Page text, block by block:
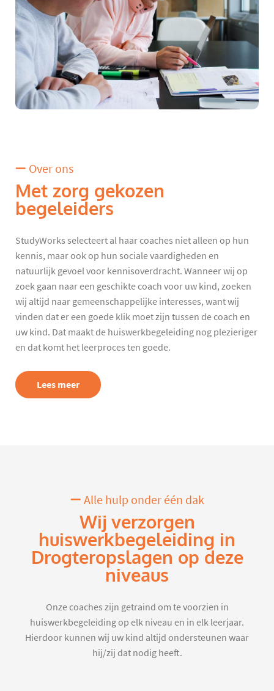
Over ons
Met zorg gekozen
begeleiders
StudyWorks selecteert al haar coaches niet alleen op hun
kennis, maar ook op hun sociale vaardigheden en
natuurlijk gevoel voor kennisoverdracht. Wanneer wij op
zoek gaan naar een geschikte coach voor uw kind, zoeken
wij altijd naar gemeenschappelijke interesses, want wij
vinden dat er een goede klik moet zijn tussen de coach en
uw kind. Dat maakt de huiswerkbegeleiding nog plezieriger
en dat komt het leerproces ten goede.
Lees meer
Alle hulp onder één dak
Wij verzorgen
huiswerkbegeleiding in
Drogteropslagen op deze
niveaus
Onze coaches zijn getraind om te voorzien in
huiswerkbegeleiding op elk niveau en in elk leerjaar.
Hierdoor kunnen wij uw kind altijd ondersteunen waar
hij/zij dat nodig heeft.